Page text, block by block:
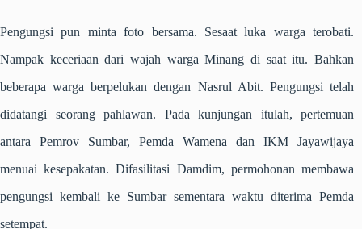
Pengungsi pun minta foto bersama. Sesaat luka warga terobati.
Nampak keceriaan dari wajah warga Minang di saat itu. Bahkan
beberapa warga berpelukan dengan Nasrul Abit. Pengungsi telah
didatangi seorang pahlawan. Pada kunjungan itulah, pertemuan
antara Pemrov Sumbar, Pemda Wamena dan IKM Jayawijaya
menuai kesepakatan. Difasilitasi Damdim, permohonan membawa
pengungsi kembali ke Sumbar sementara waktu diterima Pemda
setempat.